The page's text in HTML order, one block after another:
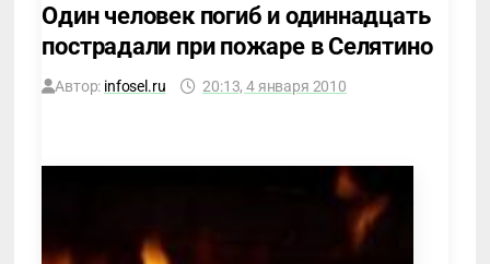
Один человек погиб и одиннадцать
пострадали при пожаре в Селятино
Автор: infosel.ru 20:13, 4 января 2010